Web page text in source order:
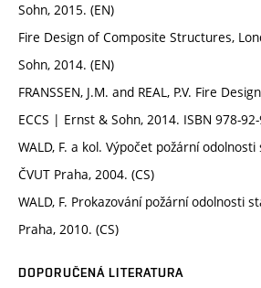
Sohn, 2015. (EN)
Fire Design of Composite Structures,
Sohn, 2014. (EN)
FRANSSEN, J.M. and REAL, P.V. Fire
ECCS | Ernst & Sohn, 2014. ISBN 978-
WALD, F. a kol. Výpočet požární
ČVUT Praha, 2004. (CS)
WALD, F. Prokazování požární odolnosti
Praha, 2010. (CS)
DOPORUČENÁ LITERATURA